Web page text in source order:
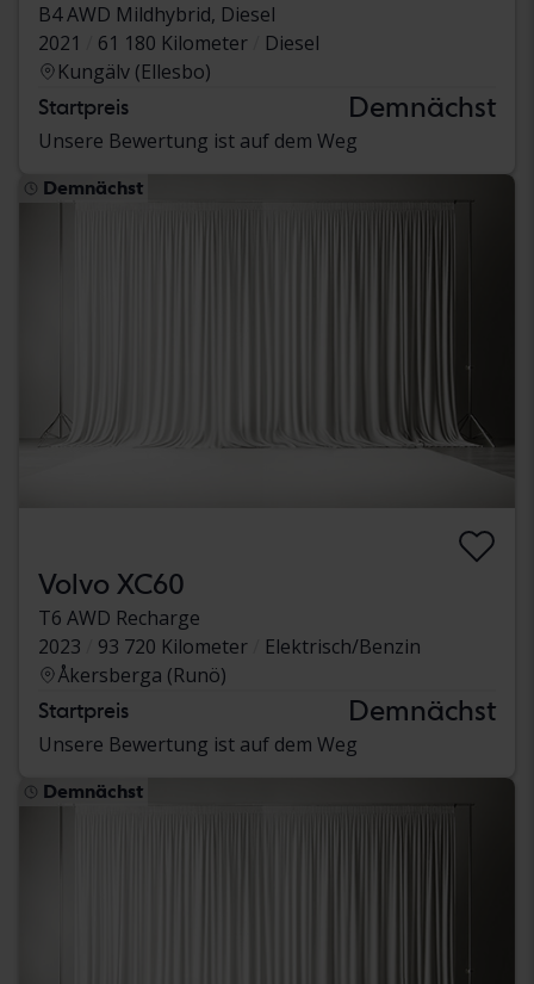
B4 AWD Mildhybrid, Diesel
2021
61 180 Kilometer
Diesel
Kungälv (Ellesbo)
Startpreis Demnächst
Unsere Bewertung ist auf dem Weg
Demnächst
Volvo XC60
T6 AWD Recharge
2023
93 720 Kilometer
Elektrisch/Benzin
Åkersberga (Runö)
Startpreis Demnächst
Unsere Bewertung ist auf dem Weg
Demnächst